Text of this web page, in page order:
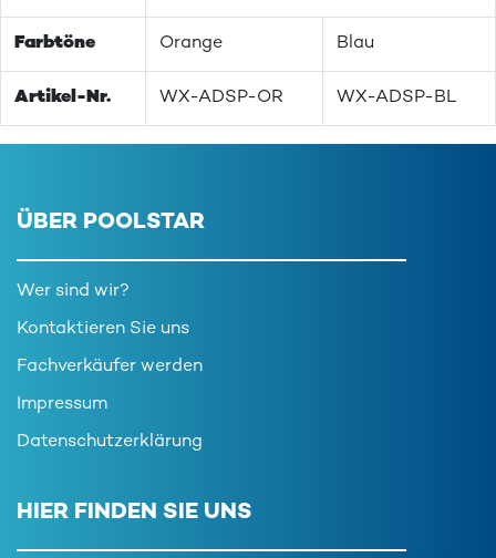
Farbtöne Orange Blau
Artikel-Nr. WX-ADSP-OR WX-ADSP-BL
ÜBER POOLSTAR
Wer sind wir?
Kontaktieren Sie uns
Fachverkäufer werden
Impressum
Datenschutzerklärung
HIER FINDEN SIE UNS